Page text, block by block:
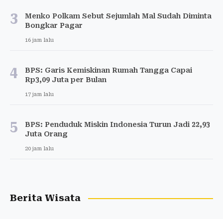
3
Menko Polkam Sebut Sejumlah Mal Sudah Diminta
Bongkar Pagar
16 jam lalu
4
BPS: Garis Kemiskinan Rumah Tangga Capai
Rp3,09 Juta per Bulan
17 jam lalu
5
BPS: Penduduk Miskin Indonesia Turun Jadi 22,93
Juta Orang
20 jam lalu
Berita Wisata